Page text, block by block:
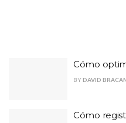
Cómo
BY DAVID
Cómo